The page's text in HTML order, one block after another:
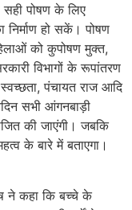
पोषण के लिए
हो सकें। पोषण
को कुपोषण मुक्त,
विभागों के रूपांतरण
पंचायत राज आदि
सभी आंगनबाड़ी
की जाएंगी। जबकि
के बारे में बताएगा।
ने कहा कि बच्चे के